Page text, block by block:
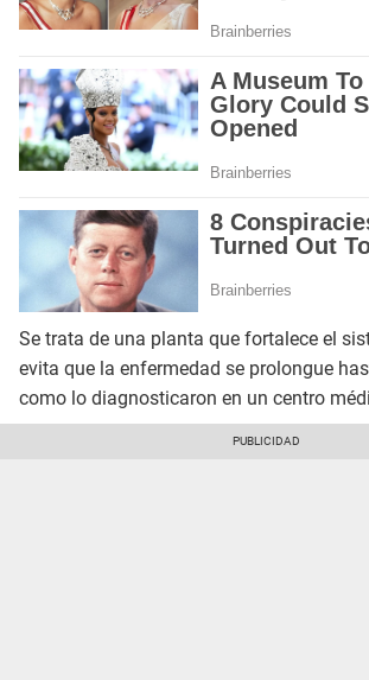
Se trata de una planta que fortalece el
evita que la enfermedad se prolongue
como lo diagnosticaron en un centro